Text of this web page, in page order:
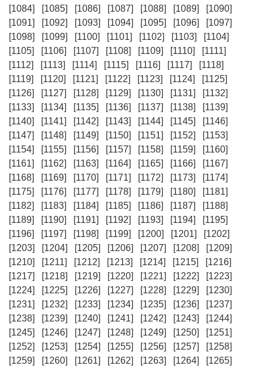
[1084]
[1085] [1086] [1087] [1088] [1089]
[1090]
[1091]
[1092] [1093] [1094] [1095] [1096]
[1097]
[1098]
[1099] [1100] [1101] [1102] [1103]
[1104]
[1105]
[1106] [1107] [1108] [1109] [1110]
[1111]
[1112]
[1113] [1114] [1115] [1116] [1117]
[1118]
[1119]
[1120] [1121] [1122] [1123] [1124]
[1125]
[1126]
[1127] [1128] [1129] [1130] [1131]
[1132]
[1133]
[1134] [1135] [1136] [1137] [1138]
[1139]
[1140]
[1141] [1142] [1143] [1144] [1145]
[1146]
[1147]
[1148] [1149] [1150] [1151] [1152]
[1153]
[1154]
[1155] [1156] [1157] [1158] [1159]
[1160]
[1161]
[1162] [1163] [1164] [1165] [1166]
[1167]
[1168]
[1169] [1170] [1171] [1172] [1173]
[1174]
[1175]
[1176] [1177] [1178] [1179] [1180]
[1181]
[1182]
[1183] [1184] [1185] [1186] [1187]
[1188]
[1189]
[1190] [1191] [1192] [1193] [1194]
[1195]
[1196]
[1197] [1198] [1199] [1200] [1201]
[1202]
[1203]
[1204] [1205] [1206] [1207] [1208]
[1209]
[1210]
[1211] [1212] [1213] [1214] [1215]
[1216]
[1217]
[1218] [1219] [1220] [1221] [1222]
[1223]
[1224]
[1225] [1226] [1227] [1228] [1229]
[1230]
[1231]
[1232] [1233] [1234] [1235] [1236]
[1237]
[1238]
[1239] [1240] [1241] [1242] [1243]
[1244]
[1245]
[1246] [1247] [1248] [1249] [1250]
[1251]
[1252]
[1253] [1254] [1255] [1256] [1257]
[1258]
[1259]
[1260] [1261] [1262] [1263] [1264]
[1265]